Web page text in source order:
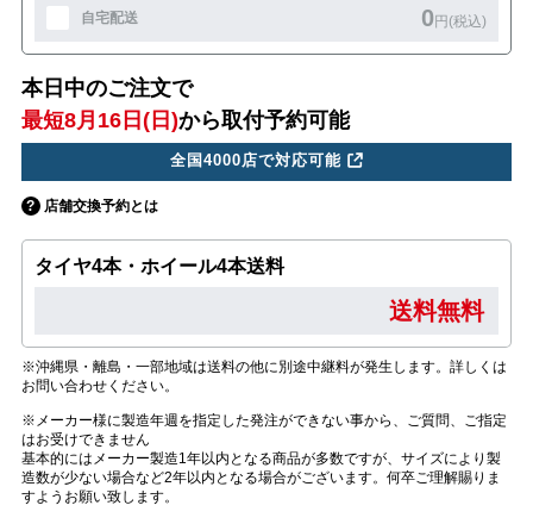
自宅配送 0円(税込)
本日中のご注文で
最短8月16日(日)から取付予約可能
全国4000店で対応可能
店舗交換予約とは
タイヤ4本・ホイール4本送料
送料無料
※沖縄県・離島・一部地域は送料の他に別途中継料が発生します。詳しくは
お問い合わせください。
※メーカー様に製造年週を指定した発注ができない事から、ご質問、ご指定
はお受けできません
基本的にはメーカー製造1年以内となる商品が多数ですが、サイズにより製
造数が少ない場合など2年以内となる場合がございます。何卒ご理解賜りま
すようお願い致します。